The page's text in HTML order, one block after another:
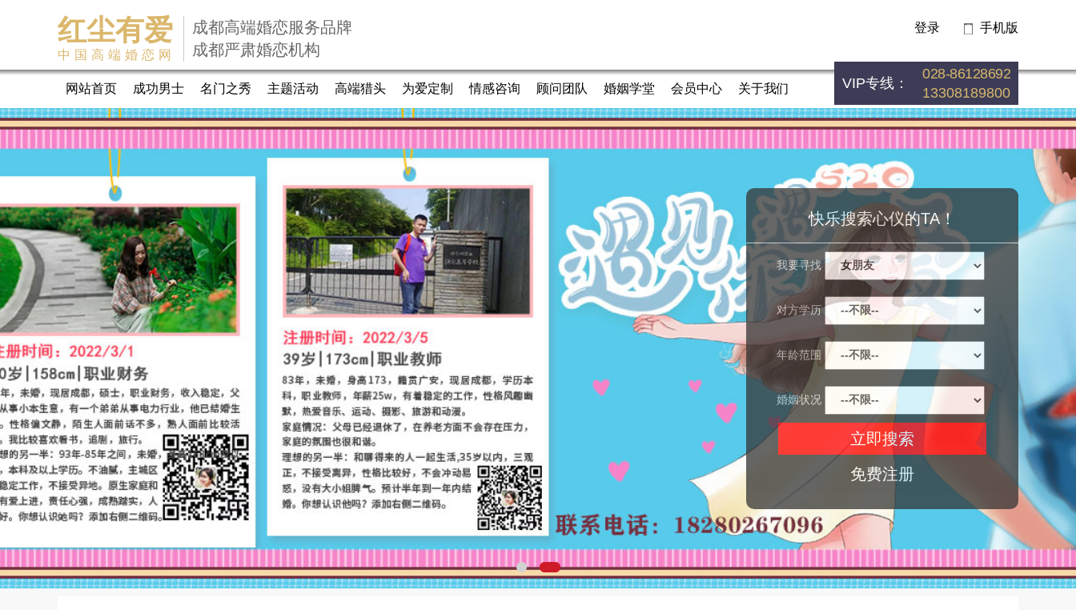
红尘有爱
中国高端婚恋网
成都高端婚恋服务品牌
成都严肃婚恋机构
登录 手机版
网站首页 成功男士 名门之秀 主题活动 高端猎头 为爱定制 情感咨询 顾问团队 婚姻学堂 会员中心 关于我们 VIP专线：
028-86128692
13308189800
快乐搜索心仪的TA！
我要寻找
对方学历
年龄范围
婚姻状况
免费注册